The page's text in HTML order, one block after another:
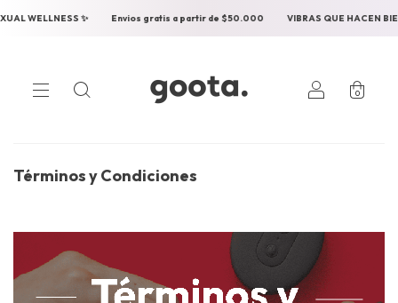
Envios gratis a partir de $50.000 VIBRAS QUE HACEN BIEN ✨ SEXUAL
0
Términos y Condiciones